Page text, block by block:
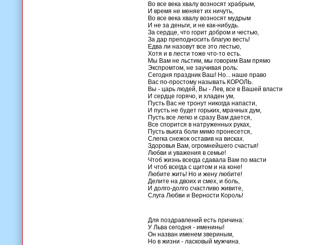
Во все века хвалу возносят храбрым,
И время не меняет их ничуть,
Во все века хвалу возносят мудрым
И не за деньги, и не как-нибудь.
За сердце, что горит добром и честью,
За дар преподносить благую весть!
Едва ли назовут все это лестью,
Хотя и в лести тоже что-то есть.
Мы Вам не льстим, мы говорим Вам прямо
Экспромтом, не заучивая роль:
Сегодня праздник Ваш! Но... наше право
Вас по-простому называть КОРОЛЬ.
Вы - царь людей, Вы - Лев, все в Вашей власти
И сердце горячо, и хладен ум,
Пусть Вас не тронут никогда напасти,
И пусть не будет горьких, мрачных дум,
Пусть все легко и сразу Вам дается,
Все спорится в натруженных руках,
Пусть вьюга боли мимо пронесется,
Слегка снежок оставив на висках.
Здоровья Вам, огромнейшего счастья!
Любви и уважения в семье!
Чтоб жизнь всегда сдавала Вам по масти
И чтоб всегда с щитом и на коне!
Любите жить! Но и жену любите!
Делите на двоих и смех, и боль,
И долго-долго счастливо живите,
Слуга Любви и Верности Король!
Для поздравлений есть причина:
У Льва сегодня - именины!
Он назван именем звериным,
Но в жизни - ласковый мужчина.